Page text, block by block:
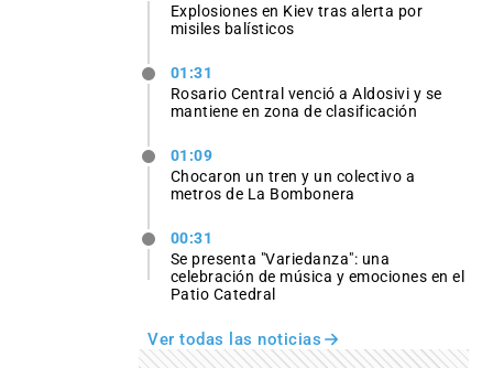
Explosiones en Kiev tras alerta por
misiles balísticos
01:31
Rosario Central venció a Aldosivi y se
mantiene en zona de clasificación
01:09
Chocaron un tren y un colectivo a
metros de La Bombonera
00:31
Se presenta "Variedanza": una
celebración de música y emociones en el
Patio Catedral
Ver todas las noticias